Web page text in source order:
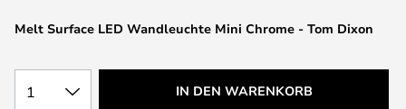
Melt Surface LED Wandleuchte Mini Chrome - Tom Dixon
1 IN DEN WARENKORB